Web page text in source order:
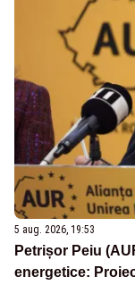
5 aug. 2026, 19:53
Petrișor Peiu
energetice: